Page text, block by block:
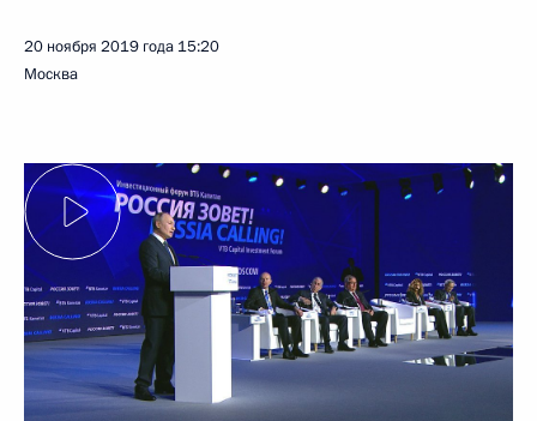
20 ноября 2019 года 15:20
Москва